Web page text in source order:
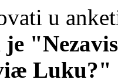
u
Luku?"